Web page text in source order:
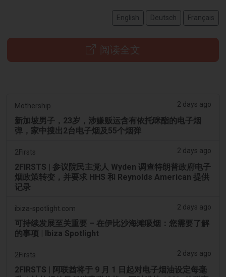
English Deutsch Français
阅读全文
Mothership. 2 days ago
新加坡男子，23岁，涉嫌贩运含有依托咪酯的电子烟
弹，家中搜出2台电子烟及55个烟弹
2Firsts 2 days ago
2FIRSTS | 参议院民主党人 Wyden 调查特朗普政府电子
烟政策转变，并要求 HHS 和 Reynolds American 提供
记录
ibiza-spotlight.com 2 days ago
可持续发展至关重要 – 在伊比沙海滩吸烟：您需要了解
的事项 | Ibiza Spotlight
2Firsts 2 days ago
2FIRSTS | 阿联酋将于 9 月 1 日起对电子烟油设定每毫